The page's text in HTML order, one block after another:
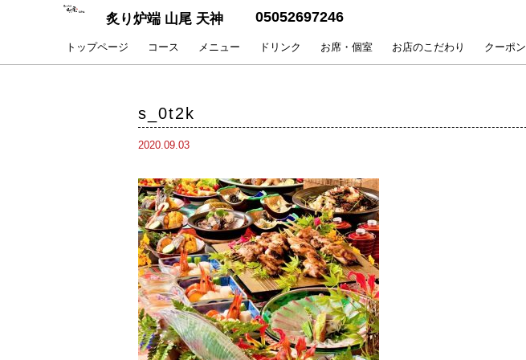
炙り炉端 山尾 天神 05052697246
トップページ コース メニュー ドリンク お席・個室 お店のこだわり クーポン
s_0t2k
2020.09.03